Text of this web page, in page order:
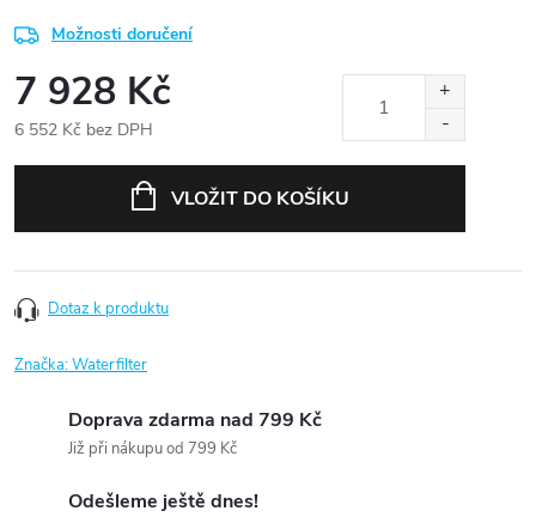
Možnosti doručení
7 928 Kč
6 552 Kč bez DPH
VLOŽIT DO KOŠÍKU
Dotaz k produktu
Značka:Waterfilter
Doprava zdarma nad 799 Kč
Již při nákupu od 799 Kč
Odešleme ještě dnes!